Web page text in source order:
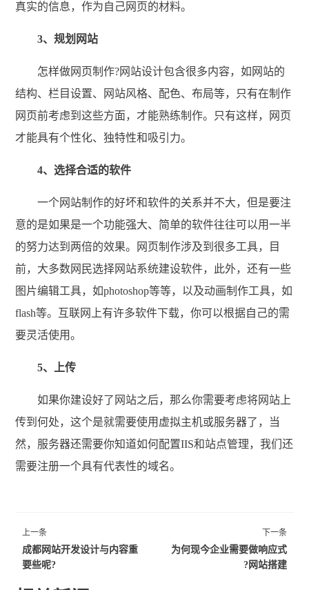
真实的信息，作为自己网页的材料。
3、规划网站
怎样做网页制作?网站设计包含很多内容，如网站的
结构、栏目设置、网站风格、配色、布局等，只有在制作
网页前考虑到这些方面，才能熟练制作。只有这样，网页
才能具有个性化、独特性和吸引力。
4、选择合适的软件
一个网站制作的好坏和软件的关系并不大，但是要注
意的是如果是一个功能强大、简单的软件往往可以用一半
的努力达到两倍的效果。网页制作涉及到很多工具，目
前，大多数网民选择网站系统建设软件，此外，还有一些
图片编辑工具，如photoshop等等，以及动画制作工具，如
flash等。互联网上有许多软件下载，你可以根据自己的需
要灵活使用。
5、上传
如果你建设好了网站之后，那么你需要考虑将网站上
传到何处，这个是就需要使用虚拟主机或服务器了，当
然，服务器还需要你知道如何配置IIS和站点管理，我们还
需要注册一个具有代表性的域名。
上一条
成都网站开发设计与内容重
要些呢?
下一条
为何现今企业需要做响应式
网站搭建?